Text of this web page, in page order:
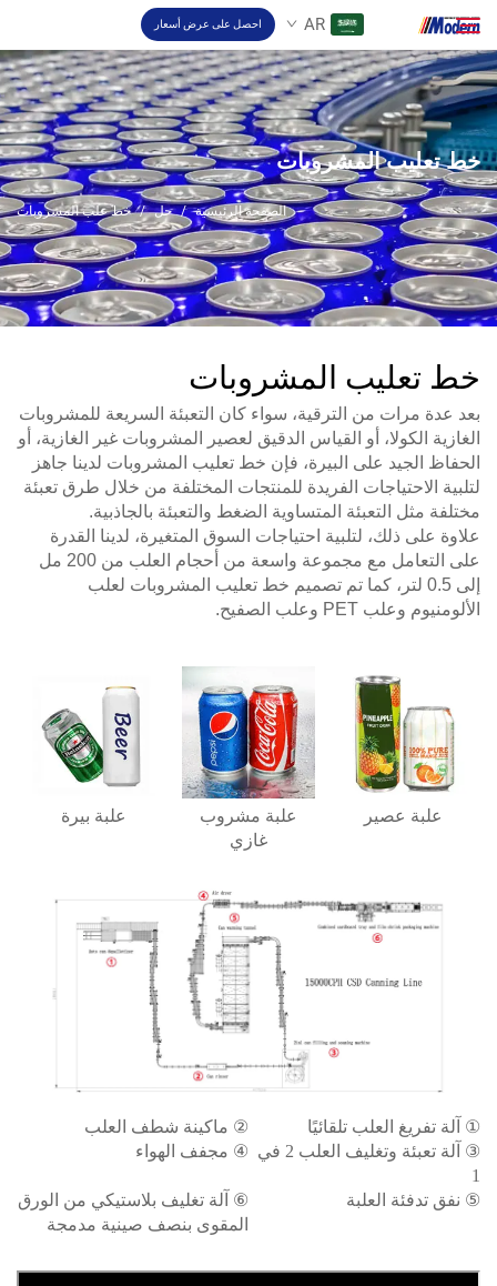
AR احصل على عرض أسعار
حل
تعبئة والتغليف
نبذة
فيديو
اتصل بنا
موقع RU
ابحث
الصفحة الرئيسية / حل / خط علب المشروبات
خط تعليب المشروبات
خط تعليب المشروبات
بعد عدة مرات من الترقية، سواء كان التعبئة السريعة للمشروبات
الغازية الكولا، أو القياس الدقيق لعصير المشروبات غير الغازية، أو
الحفاظ الجيد على البيرة، فإن خط تعليب المشروبات لدينا جاهز
لتلبية الاحتياجات الفريدة للمنتجات المختلفة من خلال طرق تعبئة
مختلفة مثل التعبئة المتساوية الضغط والتعبئة بالجاذبية.
علاوة على ذلك، لتلبية احتياجات السوق المتغيرة، لدينا القدرة
على التعامل مع مجموعة واسعة من أحجام العلب من 200 مل
إلى 0.5 لتر، كما تم تصميم خط تعليب المشروبات لعلب
الألومنيوم وعلب PET وعلب الصفيح.
علبة عصير
علبة مشروب
غازي
علبة بيرة
① آلة تفريغ العلب تلقائيًا
② ماكينة شطف العلب
③
آلة تعبئة وتغليف العلب 2 في
1
④ مجفف الهواء
⑤ نفق تدفئة العلبة
⑥ آلة تغليف بلاستيكي من الورق
المقوى بنصف صينية مدمجة